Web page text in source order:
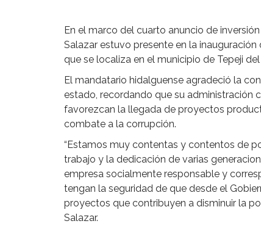
En el marco del cuarto anuncio de
Salazar estuvo presente en la
que se localiza en el municipio de Tepeji
El mandatario hidalguense agradeció la
estado, recordando que su administración
favorezcan la llegada de proyectos
combate a la corrupción.
“Estamos muy contentas y contentos de
trabajo y la dedicación de varias
empresa socialmente responsable y
tengan la seguridad de que desde el
proyectos que contribuyen a disminuir la
Salazar.